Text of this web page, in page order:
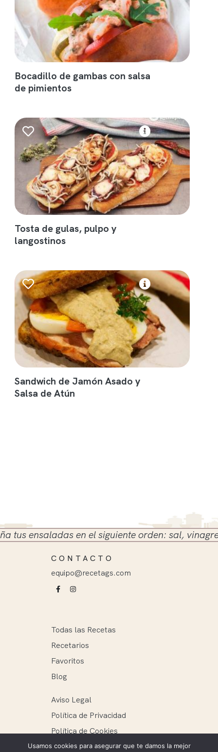
Bocadillo de gambas con salsa
de pimientos
Tosta de gulas, pulpo y
langostinos
Sandwich de Jamón Asado y
Salsa de Atún
en el siguiente orden: sal, vinagre y
CONTACTO
equipo@recetags.com
Todas las Recetas
Recetarios
Favoritos
Blog
Aviso Legal
Política de Privacidad
Política de Cookies
Usamos cookies para asegurar que te damos la mejor